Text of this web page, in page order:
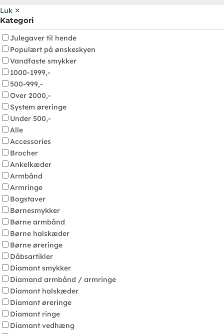
Luk ✕
Kategori
Julegaver til hende
Populært på ønskeskyen
Vandfaste smykker
1000-1999,-
500-999,-
Over 2000,-
System øreringe
Under 500,-
Alle
Accessories
Brocher
Ankelkæder
Armbånd
Armringe
Bogstaver
Børnesmykker
Børne armbånd
Børne halskæder
Børne øreringe
Dåbsartikler
Diamant smykker
Diamand armbånd / armringe
Diamant halskæder
Diamant øreringe
Diamant ringe
Diamant vedhæng